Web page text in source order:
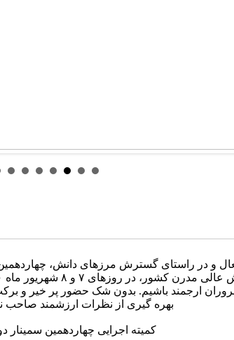
و در راستای گسترش مرزهای دانش،
ارجمند باشیم. بدون شک حضور پر خیر و
بهره گیری از نظرات ارزشمند صاحب
کمیته اجرایی چهاردهمین سمینار